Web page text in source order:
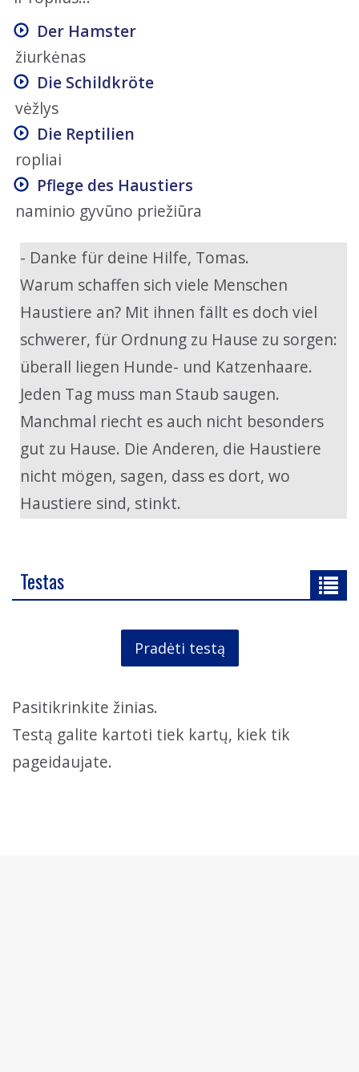
Der Hamster
žiurkėnas
Die Schildkröte
vėžlys
Die Reptilien
ropliai
Pflege des Haustiers
naminio gyvūno priežiūra
- Danke für deine Hilfe, Tomas.
Warum schaffen sich viele Menschen
Haustiere an? Mit ihnen fällt es doch viel
schwerer, für Ordnung zu Hause zu sorgen:
überall liegen Hunde- und Katzenhaare.
Jeden Tag muss man Staub saugen.
Manchmal riecht es auch nicht besonders
gut zu Hause. Die Anderen, die Haustiere
nicht mögen, sagen, dass es dort, wo
Haustiere sind, stinkt.
Testas
Pradėti testą
Pasitikrinkite žinias.
Testą galite kartoti tiek kartų, kiek tik
pageidaujate.